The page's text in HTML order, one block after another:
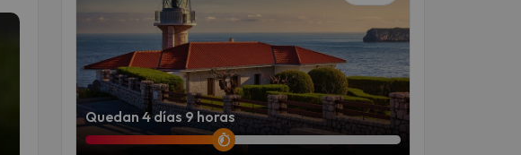
Quedan 4 días 9 horas